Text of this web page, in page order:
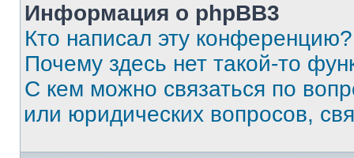
Информация о phpBB3
Кто написал эту конференцию?
Почему здесь нет такой-то
С кем можно связаться по
или юридических вопросов,